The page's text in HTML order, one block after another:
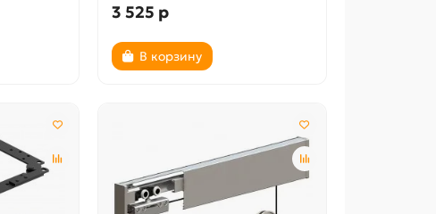
3 525 р
В корзину